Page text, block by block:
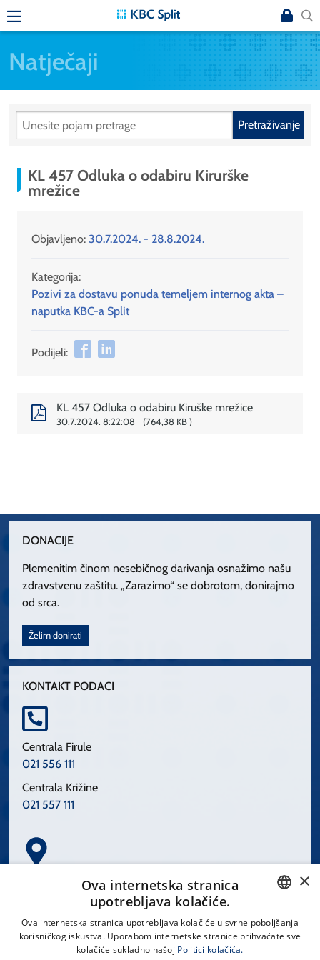
Natječaji
Pretraživanje
KL 457 Odluka o odabiru Kirurške
mrežice
Objavljeno: 30.7.2024. - 28.8.2024.
Kategorija:
Pozivi za dostavu ponuda temeljem internog akta –
naputka KBC-a Split
Podijeli:
KL 457 Odluka o odabiru Kiruške mrežice
30.7.2024. 8:22:08 764,38 KB
DONACIJE
Plemenitim činom nesebičnog darivanja osnažimo našu
zdravstvenu zaštitu. „Zarazimo“ se dobrotom, donirajmo
od srca.
Želim donirati
KONTAKT PODACI
Centrala Firule
021 556 111
Centrala Križine
021 557 111
Spinčićeva 1, 21000 Split
CROATIAN
×
Ova internetska stranica
upotrebljava kolačiće.
Ova internetska stranica upotrebljava kolačiće u svrhe poboljšanja
korisničkog iskustva. Uporabom internetske stranice prihvaćate sve
kolačiće sukladno našoj Politici kolačića.